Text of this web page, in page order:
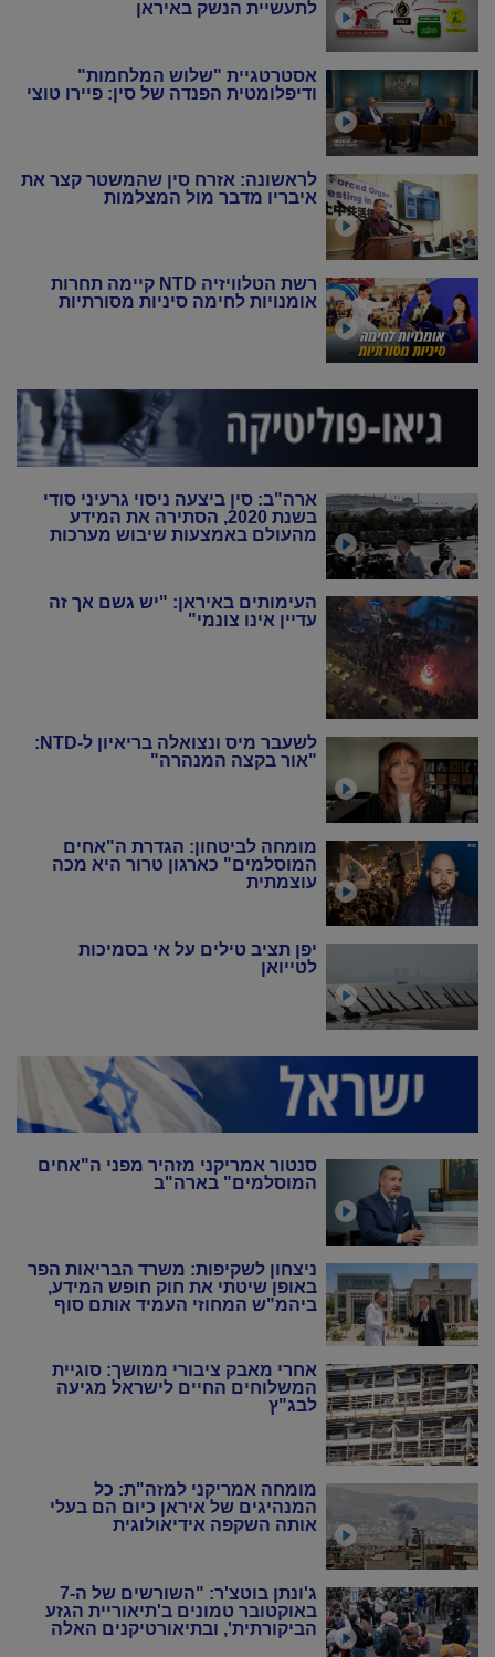
לתעשיית הנשק באיראן
אסטרטגיית "שלוש המלחמות"
ודיפלומטית הפנדה של סין: פיירו טוצי
לראשונה: אזרח סין שהמשטר קצר את
איבריו מדבר מול המצלמות
רשת הטלוויזיה NTD קיימה תחרות
אומנויות לחימה סיניות מסורתיות
ארה"ב: סין ביצעה ניסוי גרעיני סודי
בשנת 2020, הסתירה את המידע
מהעולם באמצעות שיבוש מערכות
העימותים באיראן: "יש גשם אך זה
עדיין אינו צונמי"
לשעבר מיס ונצואלה בריאיון ל-NTD:
"אור בקצה המנהרה"
מומחה לביטחון: הגדרת ה"אחים
המוסלמים" כארגון טרור היא מכה
עוצמתית
יפן תציב טילים על אי בסמיכות
לטייואן
סנטור אמריקני מזהיר מפני ה"אחים
המוסלמים" בארה"ב
ניצחון לשקיפות: משרד הבריאות הפר
באופן שיטתי את חוק חופש המידע,
ביהמ"ש המחוזי העמיד אותם סוף
אחרי מאבק ציבורי ממושך: סוגיית
המשלוחים החיים לישראל מגיעה
לבג"ץ
מומחה אמריקני למזה"ת: כל
המנהיגים של איראן כיום הם בעלי
אותה השקפה אידיאולוגית
ג'ונתן בוטצ'ר: "השורשים של ה-7
באוקטובר טמונים ב'תיאוריית הגזע
הביקורתית', ובתיאורטיקנים האלה